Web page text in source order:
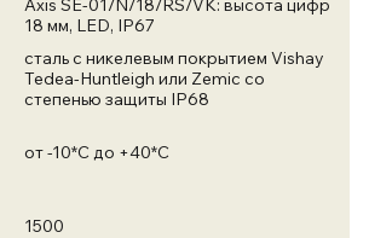
Axis SE-01/N/18/RS/VK: высота цифр
18 мм, LED, IP67
сталь с никелевым покрытием Vishay
Tedea-Huntleigh или Zemic со
степенью защиты IP68
от -10*С до +40*С
1500